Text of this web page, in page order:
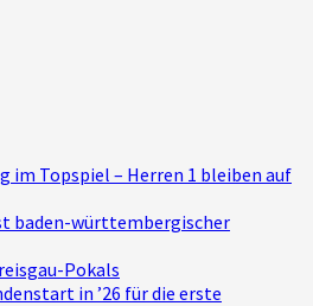
im Topspiel – Herren 1 bleiben auf
baden-württembergischer
Pokals
in ’26 für die erste